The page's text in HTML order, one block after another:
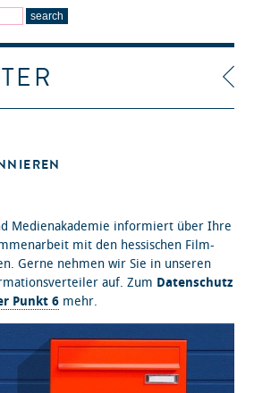
Medienakademie informiert über Ihre
mit den hessischen Film-
Gerne nehmen wir Sie in unseren
auf. Zum Datenschutz
Punkt 6 mehr.